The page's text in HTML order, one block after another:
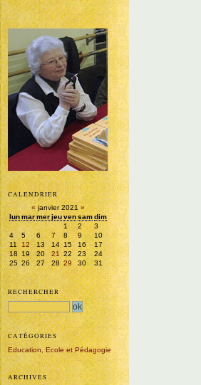
CALENDRIER
«janvier 2021»
lunmarmerjeuvensamdim
1
2
3
4
5 6 7 8 9
10
11
12 13 14 15 16
17
18 19 20 21 22 23
24
25 26 27 28 29 30 31
RECHERCHER
CATÉGORIES
Education, Ecole et Pédagogie
ARCHIVES